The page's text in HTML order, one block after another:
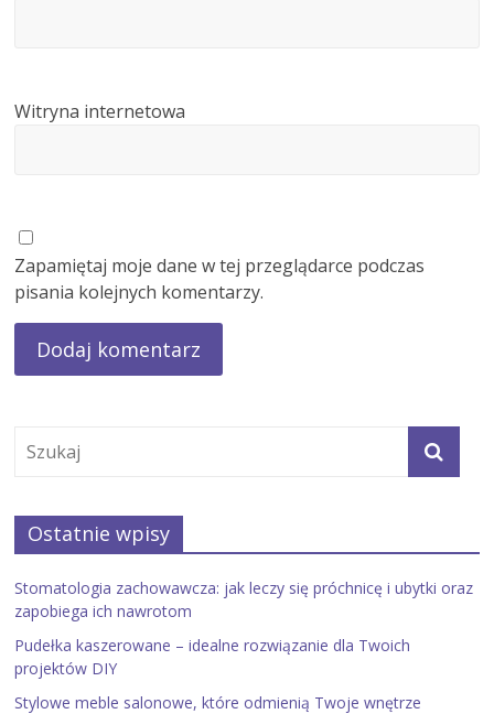
Witryna internetowa
Zapamiętaj moje dane w tej przeglądarce podczas
pisania kolejnych komentarzy.
Ostatnie wpisy
Stomatologia zachowawcza: jak leczy się próchnicę i ubytki oraz
zapobiega ich nawrotom
Pudełka kaszerowane – idealne rozwiązanie dla Twoich
projektów DIY
Stylowe meble salonowe, które odmienią Twoje wnętrze